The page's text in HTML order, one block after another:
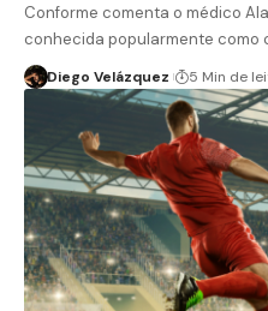
Conforme comenta o médico
conhecida popularmente como
Diego Velázquez 5 Min de